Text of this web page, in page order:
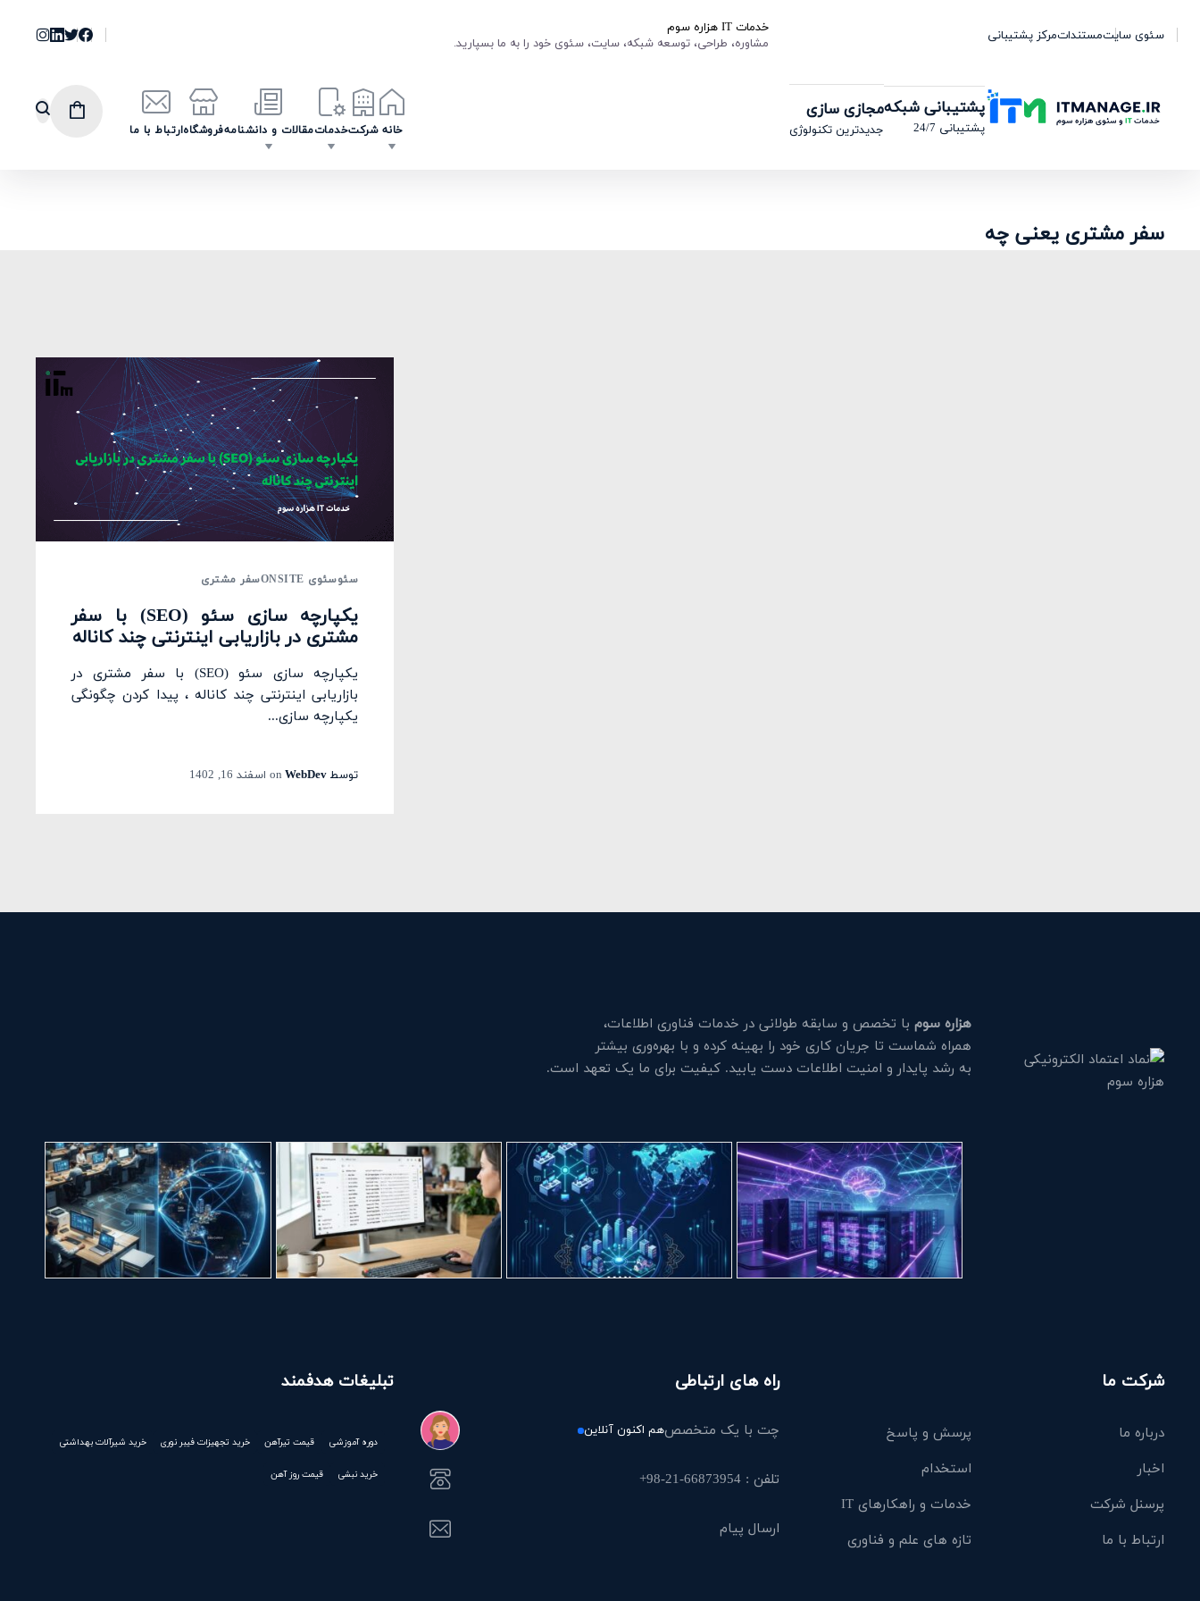
خدمات IT هزاره سوم
مشاوره، طراحی، توسعه شبکه، سایت، سئوی خود را به ما بسپارید.
سئوی سایتمستنداتمرکز پشتیبانی
خانه شرکتخدماتمقالات و دانشنامهفروشگاهارتباط با ما
پشتیبانی شبکه
پشتیبانی 24/7
مجازی سازی
جدیدترین تکنولوژی
سفر مشتری یعنی چه
سئوسئوی ONSITE سفر مشتری
یکپارچه سازی سئو (SEO) با سفر
مشتری در بازاریابی اینترنتی چند کاناله
یکپارچه سازی سئو (SEO) با سفر مشتری در
بازاریابی اینترنتی چند کاناله ، پیدا کردن چگونگی
یکپارچه سازی...
توسطWebDev
on اسفند 16, 1402
هزاره سومبا تخصص و سابقه طولانی در خدمات فناوری اطلاعات،
همراه شماست تا جریان کاری خود را بهینه کرده و با بهره‌وری بیشتر
به رشد پایدار و امنیت اطلاعات دست یابید. کیفیت برای ما یک تعهد است.
شرکت ما
درباره ما
پرسش و پاسخ
اخبار
استخدام
پرسنل شرکت
خدمات و راهکارهای IT
ارتباط با ما
تازه های علم و فناوری
راه های ارتباطی
چت با یک متخصصهم اکنون آنلاین
تلفن : 66873954-21-98+
ارسال پیام
تبلیغات هدفمند
دوره آموزشی قیمت تیرآهن خرید تجهیزات فیبر نوری خرید شیرآلات بهداشتی
خرید نبشی قیمت روز آهن